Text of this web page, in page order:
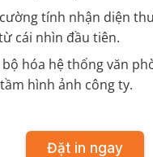
tính nhận diện
cái nhìn đầu tiên.
hóa hệ thống văn
hình ảnh công ty.
Đặt in ngay